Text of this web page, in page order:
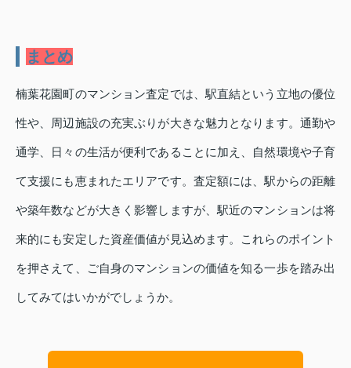
まとめ
楠葉花園町のマンション査定では、駅直結という立地の優位
性や、周辺施設の充実ぶりが大きな魅力となります。通勤や
通学、日々の生活が便利であることに加え、自然環境や子育
て支援にも恵まれたエリアです。査定額には、駅からの距離
や築年数などが大きく影響しますが、駅近のマンションは将
来的にも安定した資産価値が見込めます。これらのポイント
を押さえて、ご自身のマンションの価値を知る一歩を踏み出
してみてはいかがでしょうか。